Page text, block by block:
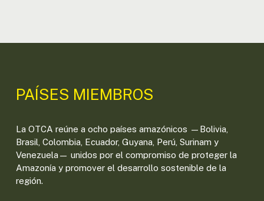
PAÍSES MIEMBROS
La OTCA reúne a ocho países amazónicos —Bolivia,
Brasil, Colombia, Ecuador, Guyana, Perú, Surinam y
Venezuela— unidos por el compromiso de proteger la
Amazonía y promover el desarrollo sostenible de la
región.